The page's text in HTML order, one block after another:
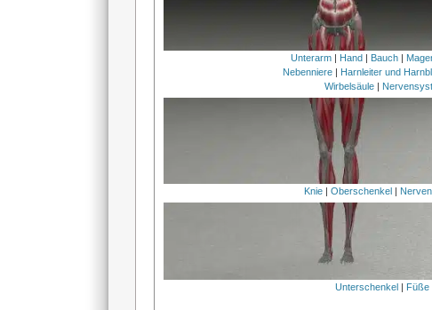
Unterarm | Hand | Bauch |
Nebenniere | Harnleiter und
Wirbelsäule|
Knie| Oberschenkel|
Unterschenkel Füße